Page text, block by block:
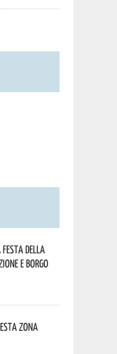
della
e borgo
zona